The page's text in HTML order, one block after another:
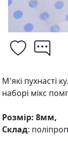
М'які пухнасті
наборі мікс
Розмір: 8мм,
Склад: